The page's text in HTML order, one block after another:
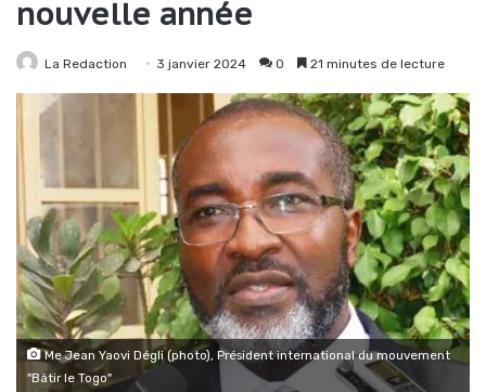
nouvelle année
La Redaction 3 janvier 2024 0 21 minutes de lecture
Me Jean Yaovi Dégli (photo), Président international du mouvement
"Bâtir le Togo"